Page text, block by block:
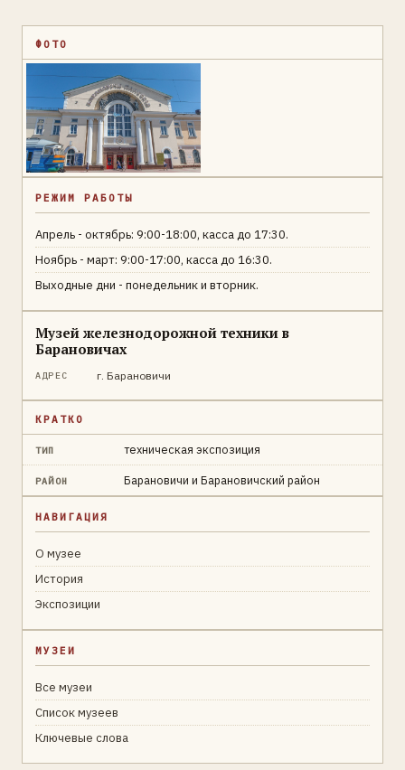
ФОТО
РЕЖИМ РАБОТЫ
Апрель - октябрь: 9:00-18:00, касса до 17:30.
Ноябрь - март: 9:00-17:00, касса до 16:30.
Выходные дни - понедельник и вторник.
Музей железнодорожной техники в
Барановичах
АДРЕС г. Барановичи
КРАТКО
ТИП техническая экспозиция
РАЙОН Барановичи и Барановичский район
НАВИГАЦИЯ
О музее
История
Экспозиции
МУЗЕИ
Все музеи
Список музеев
Ключевые слова